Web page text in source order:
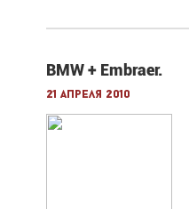
BMW + Embraer.
21 апреля 2010